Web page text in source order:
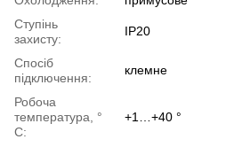
Ступінь
захисту:
IP20
Спосіб
підключення:
клемне
Робоча
температура, °
С:
+1…+40 °